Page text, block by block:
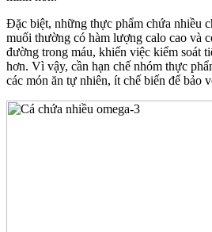
Đặc biệt, những thực phẩm chứa nhiều
muối thường có hàm lượng calo cao và
đường trong máu, khiến việc kiểm soát
hơn. Vì vậy, cần hạn chế nhóm thực
các món ăn tự nhiên, ít chế biến để bảo